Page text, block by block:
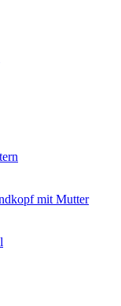
mit Mutter